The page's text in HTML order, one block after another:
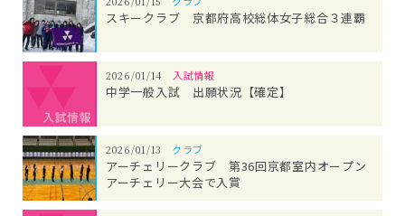
スキークラブ 京都府高校総体女子総合３連覇
2026/01/14 入試情報
中学一般入試 出願状況【確定】
2026/01/13 クラブ
アーチェリークラブ 第36回京都室内オープン
アーチェリー大会で入賞